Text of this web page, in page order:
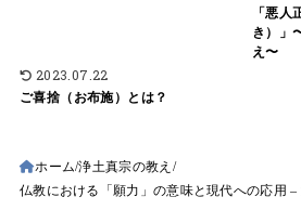
2023.07.22
ご喜捨（お布施）とは？
「悪人
き）」
え〜
ホーム 浄土真宗の教え
仏教における「願力」の意味と現代への応用 –